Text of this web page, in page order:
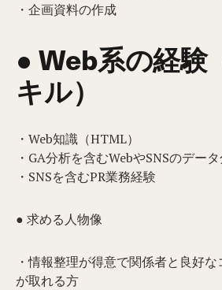
・企画資料の作成
● Web系の経験
キル）
・Web知識（HTML）
・GA分析を含むWebやSNSのデ
・SNSを含むPR業務経験
● 求める人物像
・情報整理が得意で関係者と良好
が取れる方